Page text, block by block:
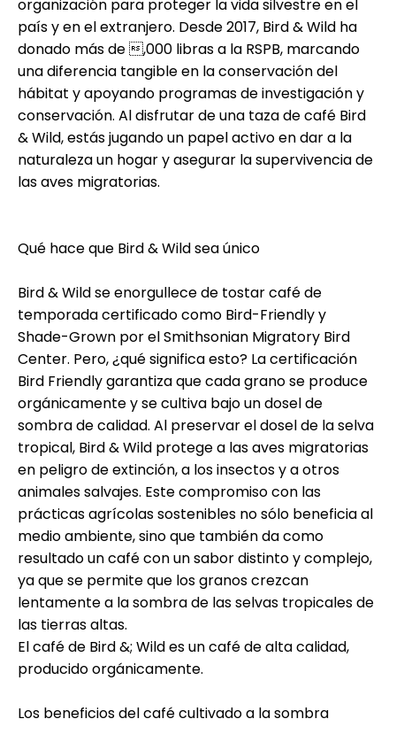
organización para proteger la vida silvestre en el
país y en el extranjero. Desde 2017, Bird & Wild ha
donado más de ,000 libras a la RSPB, marcando
una diferencia tangible en la conservación del
hábitat y apoyando programas de investigación y
conservación. Al disfrutar de una taza de café Bird
& Wild, estás jugando un papel activo en dar a la
naturaleza un hogar y asegurar la supervivencia de
las aves migratorias.
Qué hace que Bird & Wild sea único
Bird & Wild se enorgullece de tostar café de
temporada certificado como Bird-Friendly y
Shade-Grown por el Smithsonian Migratory Bird
Center. Pero, ¿qué significa esto? La certificación
Bird Friendly garantiza que cada grano se produce
orgánicamente y se cultiva bajo un dosel de
sombra de calidad. Al preservar el dosel de la selva
tropical, Bird & Wild protege a las aves migratorias
en peligro de extinción, a los insectos y a otros
animales salvajes. Este compromiso con las
prácticas agrícolas sostenibles no sólo beneficia al
medio ambiente, sino que también da como
resultado un café con un sabor distinto y complejo,
ya que se permite que los granos crezcan
lentamente a la sombra de las selvas tropicales de
las tierras altas.
El café de Bird &; Wild es un café de alta calidad,
producido orgánicamente.
Los beneficios del café cultivado a la sombra